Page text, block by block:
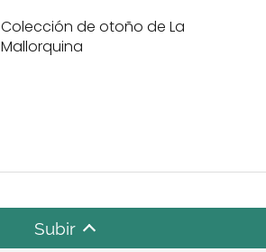
Colección de otoño de La
Mallorquina
Subir